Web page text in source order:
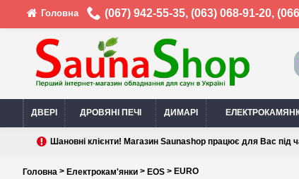
Головна (067) 942-55-35, (063) 068-91-20,
ДВЕРІ ДРОВЯНІ ПЕЧІ ДИМАРІ
Шановні клієнти! Магазин Saunashop працює для Вас під
Головна > Електрокам'янки > EOS > EURO